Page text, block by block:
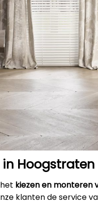
Hoogstraten
kiezen en monteren
klanten de service